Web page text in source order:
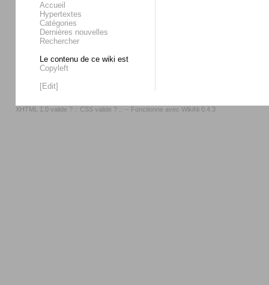
Accueil
Hypertextes
Catégories
Dernières nouvelles
Rechercher
Le contenu de ce wiki est
Copyleft
[Edit]
XHTML 1.0 valide ? :: CSS valide ? :: -- Fonctionne avec WikiNi 0.4.3